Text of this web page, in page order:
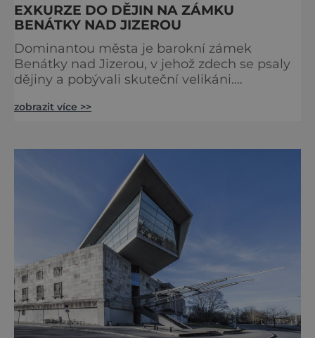
EXKURZE DO DĚJIN NA ZÁMKU
BENÁTKY NAD JIZEROU
Dominantou města je barokní zámek
Benátky nad Jizerou, v jehož zdech se psaly
dějiny a pobývali skuteční velikáni.
tu prováděl svá slavná astronomická měření
spolupráci s jeho přítelem, slavným Janem
Keplerem. Tímto historickým setkáním je
inspirována i zážitková mobilní detek
zobrazit více >>